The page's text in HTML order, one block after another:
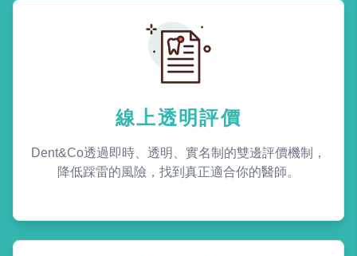
線上透明評價
Dent&Co透過即時、透明、實名制的雙邊評價機制，
降低踩雷的風險，找到真正適合你的醫師。